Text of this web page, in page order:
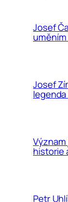
Josef
Josef
historie
Petr